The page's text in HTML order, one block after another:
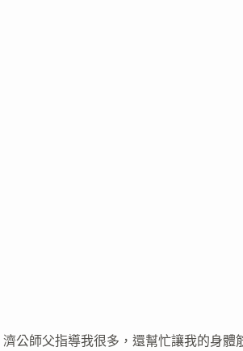
公師父指導我很多，還幫忙讓我的身體